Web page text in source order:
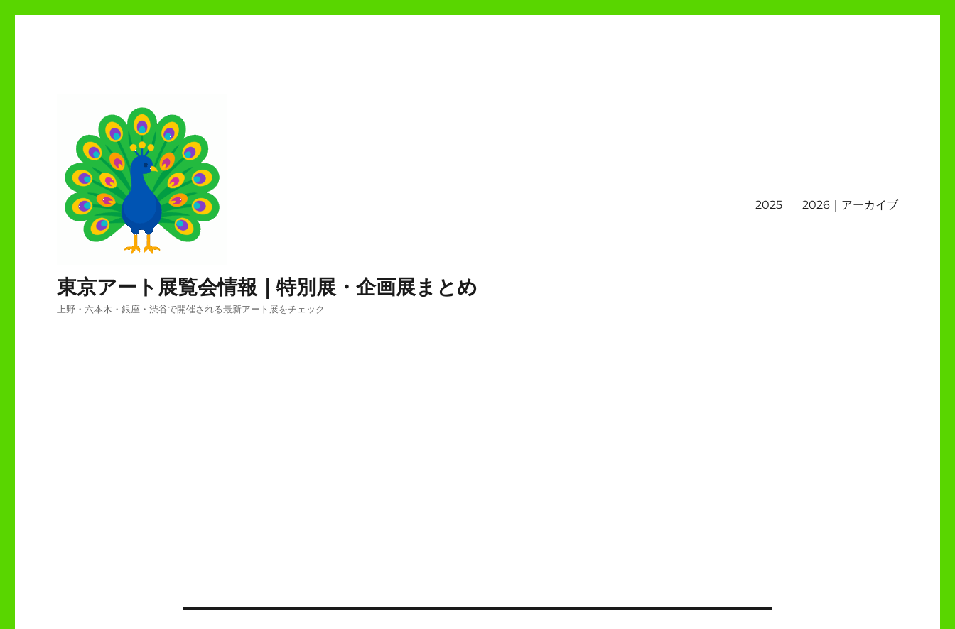
東京アート展覧会情報｜特別展・企画展まとめ
上野・六本木・銀座・渋谷で開催される最新アート展をチェック
2025 2026｜アーカイブ